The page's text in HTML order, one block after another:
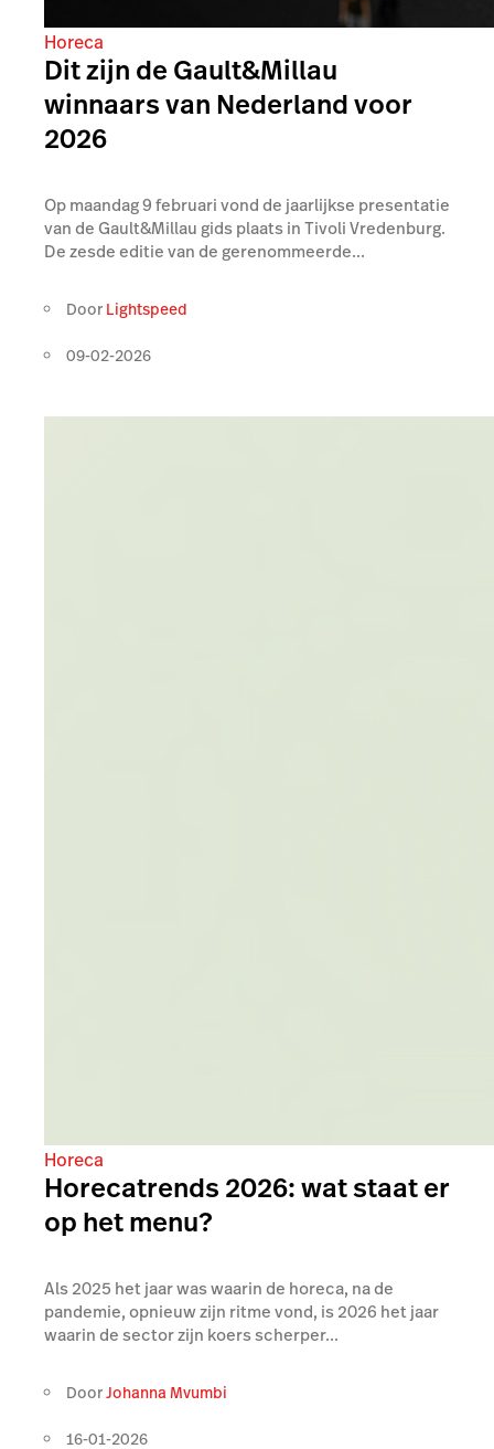
Horeca
Dit zijn de Gault&Millau
winnaars van Nederland voor
2026
Op maandag 9 februari vond de jaarlijkse presentatie
van de Gault&Millau gids plaats in Tivoli Vredenburg.
De zesde editie van de gerenommeerde...
Door Lightspeed
09-02-2026
Horeca
Horecatrends 2026: wat staat er
op het menu?
Als 2025 het jaar was waarin de horeca, na de
pandemie, opnieuw zijn ritme vond, is 2026 het jaar
waarin de sector zijn koers scherper...
DoorJohanna Mvumbi
16-01-2026